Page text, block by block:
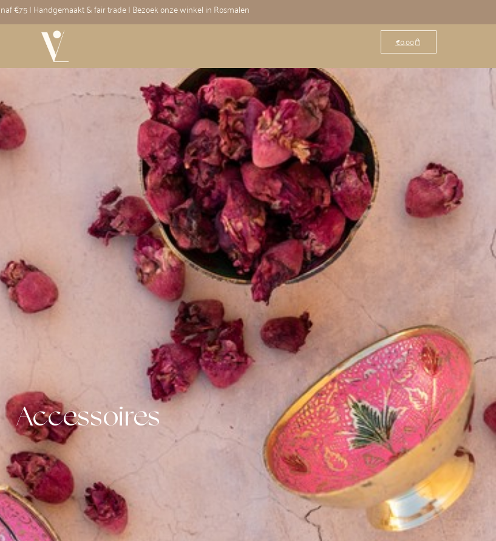
€75 | Handgemaakt & fair trade | Bezoek onze winkel in Rosmalen
€0,00
Accessoires